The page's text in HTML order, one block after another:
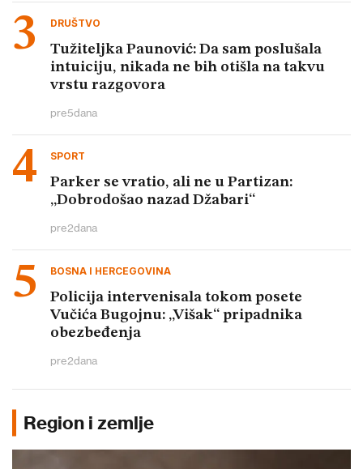
DRUŠTVO
Tužiteljka Paunović: Da sam poslušala
intuiciju, nikada ne bih otišla na takvu
vrstu razgovora
pre5dana
SPORT
Parker se vratio, ali ne u Partizan:
„Dobrodošao nazad Džabari“
pre2dana
BOSNA I HERCEGOVINA
Policija intervenisala tokom posete
Vučića Bugojnu: „Višak“ pripadnika
obezbeđenja
pre2dana
Region i zemlje